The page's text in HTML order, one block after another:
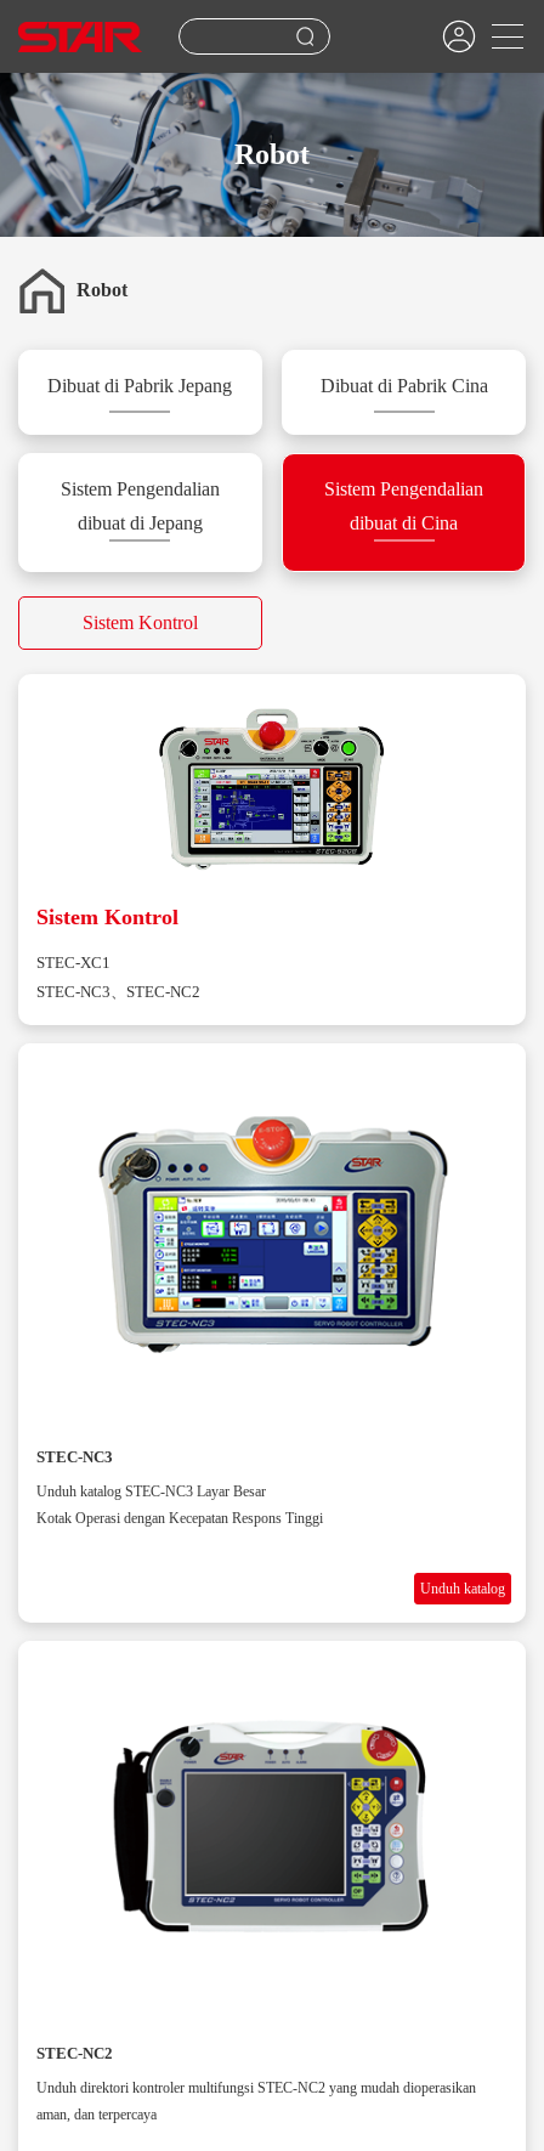
Robot
Robot
Dibuat di Pabrik Jepang Dibuat di Pabrik Cina
Sistem Pengendalian
dibuat di Jepang
Sistem Pengendalian
dibuat di Cina
Sistem Kontrol
Sistem Kontrol
STEC-XC1
STEC-NC3、STEC-NC2
STEC-NC3
Unduh katalog STEC-NC3 Layar Besar
Kotak Operasi dengan Kecepatan Respons Tinggi
Unduh katalog
STEC-NC2
Unduh direktori kontroler multifungsi STEC-NC2 yang mudah dioperasikan
aman, dan terpercaya